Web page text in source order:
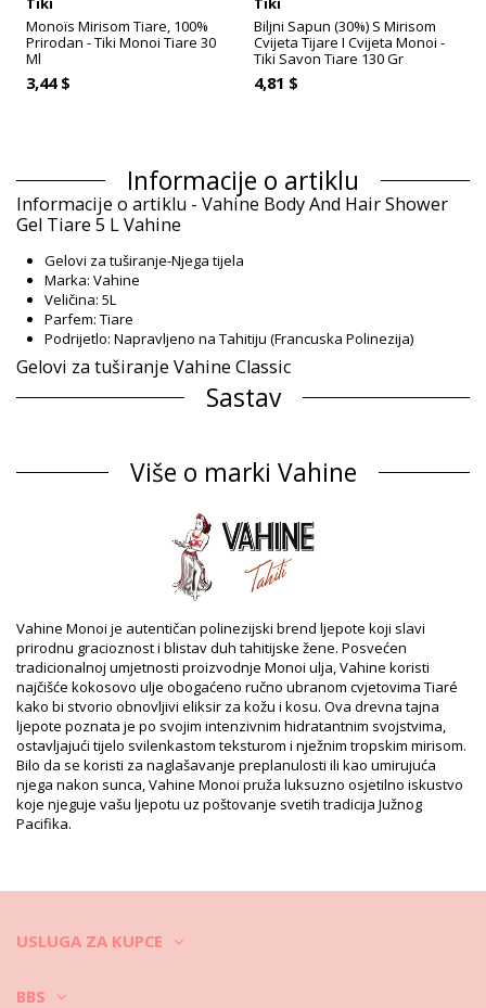
Monoïs Mirisom Tiare, 100%
Prirodan - Tiki Monoi Tiare 30
Ml
3,44 $
Biljni Sapun (30%) S Mirisom
Cvijeta Tijare I Cvijeta Monoi -
Tiki Savon Tiare 130 Gr
4,81 $
Informacije o artiklu
Informacije o artiklu - Vahine Body And Hair Shower
Gel Tiare 5 L Vahine
Gelovi za tuširanje-Njega tijela
Marka: Vahine
Veličina: 5L
Parfem: Tiare
Podrijetlo: Napravljeno na Tahitiju (Francuska Polinezija)
Gelovi za tuširanje Vahine Classic
Sastav
glycol 5-bromo-5-nitro-1,3-dioxane, Cocos nucifera oil, Gardenia
taitensis flower extract, Parfum (Fragrance), Tocopherol
Informacije o proizvodu
Odjel: Unisex, Gelovi za tuširanje
Pakiranje uključuje: 1 x Gelovi za tuširanje (Drugi pribor koji nije
HS CODE: 330499
SKU: 2300000034
EAN: Veličina jedinstvena (7899918610998)
Težina: 5000g / 11lb / 176.37oz
Retuširane fotografije
Upute za pranje i njegu
Upute za njegu za: Vahine Vahine Body And Hair
Shower Gel Tiare 5 L
Više o marki Vahine
Vahine Monoi je autentičan polinezijski brend ljepote koji slavi
prirodnu gracioznost i blistav duh tahitijske žene. Posvećen
tradicionalnoj umjetnosti proizvodnje Monoi ulja, Vahine koristi
najčišće kokosovo ulje obogaćeno ručno ubranom cvjetovima Tiaré
kako bi stvorio obnovljivi eliksir za kožu i kosu. Ova drevna tajna
ljepote poznata je po svojim intenzivnim hidratantnim svojstvima,
ostavljajući tijelo svilenkastom teksturom i nježnim tropskim mirisom.
Bilo da se koristi za naglašavanje preplanulosti ili kao umirujuća
njega nakon sunca, Vahine Monoi pruža luksuzno osjetilno iskustvo
koje njeguje vašu ljepotu uz poštovanje svetih tradicija Južnog
Pacifika.
USLUGA ZA KUPCE
BBS